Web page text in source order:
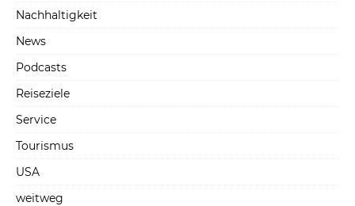
Nachhaltigkeit
News
Podcasts
Reiseziele
Service
Tourismus
USA
weitweg